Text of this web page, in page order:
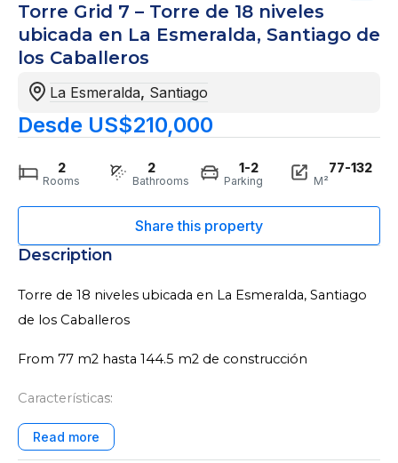
Torre Grid 7 – Torre de 18 niveles
ubicada en La Esmeralda, Santiago de
los Caballeros
La Esmeralda, Santiago
Desde US$210,000
2
Rooms
2
Bathrooms
1-2
Parking
77-132
M²
Description
Torre de 18 niveles ubicada en La Esmeralda, Santiago
de los Caballeros
From 77 m2 hasta 144.5 m2 de construcción
Características:
1 y 2 rooms